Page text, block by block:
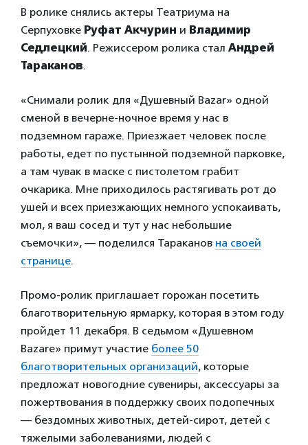
В ролике снялись актеры Театриума на
Серпуховке Руфат Акчурин и Владимир
Седлецкий. Режиссером ролика стал Андрей
Тараканов.
«Снимали ролик для «Душевный Bazar» одной
сменой в вечерне-ночное время у нас в
подземном гараже. Приезжает человек после
работы, едет по пустынной подземной парковке,
а там чувак в маске с пистолетом грабит
очкарика. Мне приходилось растягивать рот до
ушей и всех приезжающих немного успокаивать,
мол, я ваш сосед и тут у нас небольшие
съемочки», — поделился Тараканов на своей
странице.
Промо-ролик приглашает горожан посетить
благотворительную ярмарку, которая в этом году
пройдет 11 декабря. В седьмом «Душевном
Bazare» примут участие более 50
благотворительных организаций, которые
предложат новогодние сувениры, аксессуары за
пожертвования в поддержку своих подопечных
— бездомных животных, детей-сирот, детей с
тяжелыми заболеваниями, людей с